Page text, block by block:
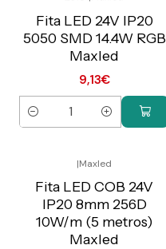
C/IVA
Fita LED 24V IP20
5050 SMD 14.4W RGB
Maxled
9,13€
Quantidade
C/IVA
|Maxled
Fita LED COB 24V
IP20 8mm 256D
10W/m (5 metros)
Maxled